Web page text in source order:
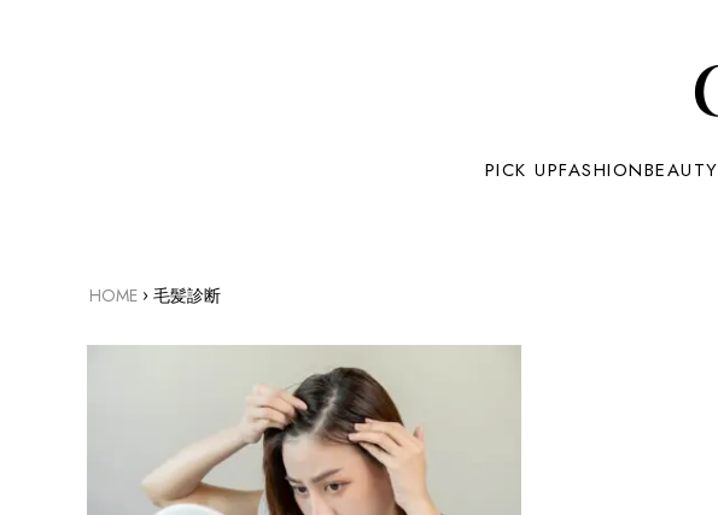
PICK UPFASHIONBEAUTY
HOME › 毛髪診断